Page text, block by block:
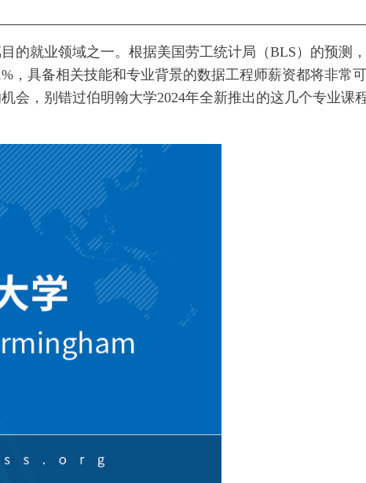
的就业领域之一。根据美国劳工统计局（BLS）的预测
，具备相关技能和专业背景的数据工程师薪资都将非常可
会，别错过伯明翰大学2024年全新推出的这几个专业课